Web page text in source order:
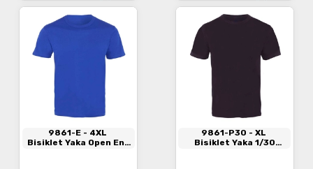
9861-E - 4XL
Bisiklet Yaka Open End
9861-P30 - XL
Bisiklet Yaka 1/30